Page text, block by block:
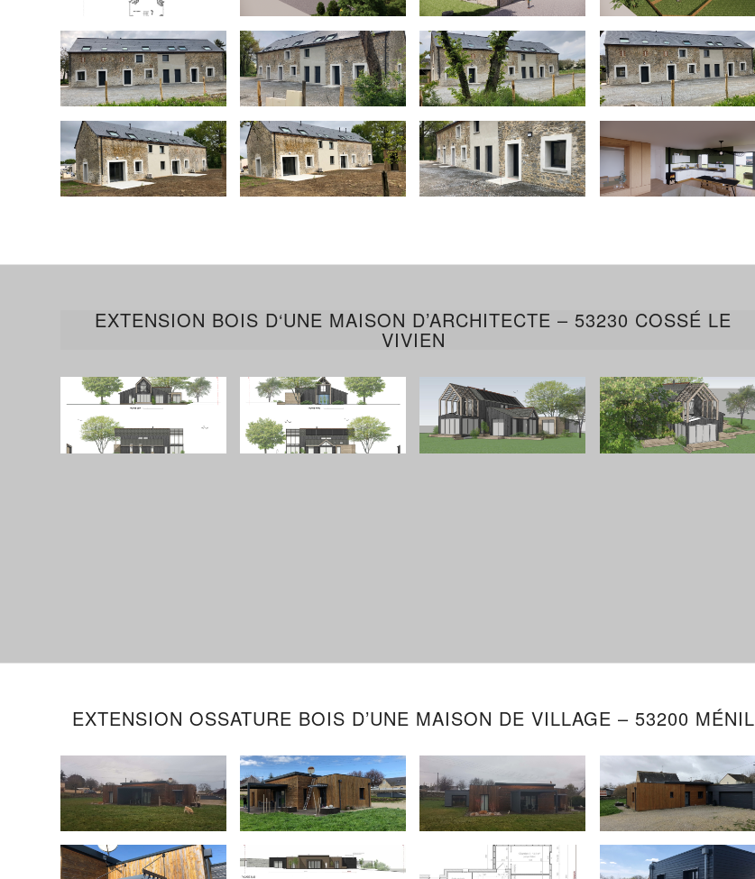
EXTENSION BOIS D‘UNE MAISON D’ARCHITECTE – 53230 COSSÉ LE
VIVIEN
EXTENSION OSSATURE BOIS D’UNE MAISON DE VILLAGE – 53200 MÉNIL